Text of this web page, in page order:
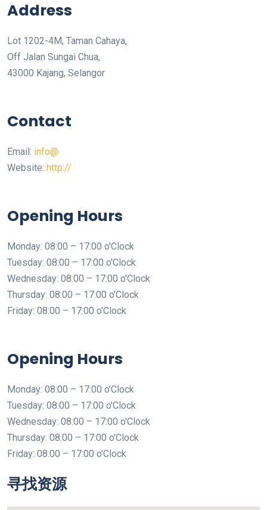
Address
Lot 1202-4M, Taman Cahaya,
Off Jalan Sungai Chua,
43000 Kajang, Selangor
Contact
Email: info@
Website: http://
Opening Hours
Monday: 08:00 – 17:00 o'Clock
Tuesday: 08:00 – 17:00 o'Clock
Wednesday: 08:00 – 17:00 o'Clock
Thursday: 08:00 – 17:00 o'Clock
Friday: 08:00 – 17:00 o'Clock
Opening Hours
Monday: 08:00 – 17:00 o'Clock
Tuesday: 08:00 – 17:00 o'Clock
Wednesday: 08:00 – 17:00 o'Clock
Thursday: 08:00 – 17:00 o'Clock
Friday: 08:00 – 17:00 o'Clock
寻找资源